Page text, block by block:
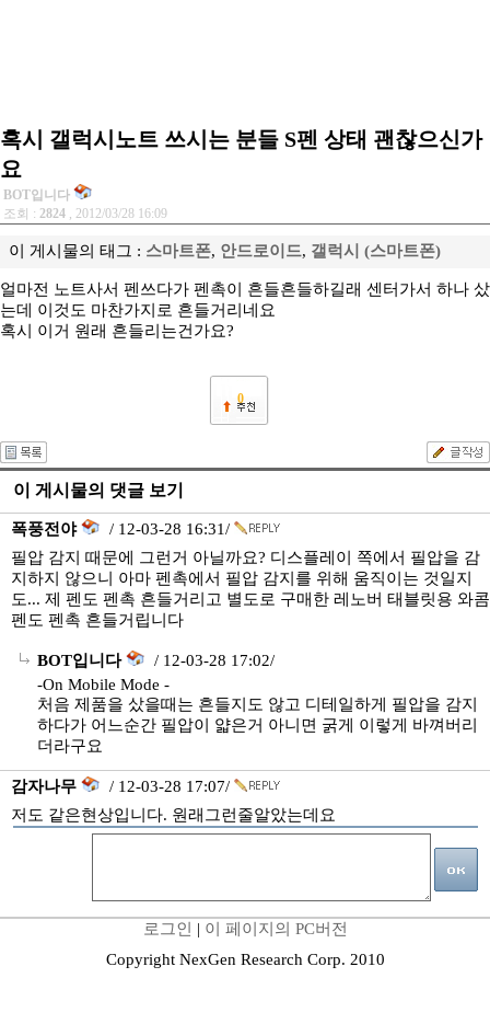
혹시 갤럭시노트 쓰시는 분들 S펜 상태 괜찮으신가
요
BOT입니다
조회 : 2824 , 2012/03/28 16:09
이 게시물의 태그 : 스마트폰, 안드로이드, 갤럭시 (스마트폰)
얼마전 노트사서 펜쓰다가 펜촉이 흔들흔들하길래 센터가서 하나 샀
는데 이것도 마찬가지로 흔들거리네요
혹시 이거 원래 흔들리는건가요?
0
이 게시물의 댓글 보기
폭풍전야
/ 12-03-28 16:31/
필압 감지 때문에 그런거 아닐까요? 디스플레이 쪽에서 필압을 감
지하지 않으니 아마 펜촉에서 필압 감지를 위해 움직이는 것일지
도... 제 펜도 펜촉 흔들거리고 별도로 구매한 레노버 태블릿용 와콤
펜도 펜촉 흔들거립니다
BOT입니다
/ 12-03-28 17:02/
-On Mobile Mode -
처음 제품을 샀을때는 흔들지도 않고 디테일하게 필압을 감지
하다가 어느순간 필압이 얇은거 아니면 굵게 이렇게 바껴버리
더라구요
감자나무
/ 12-03-28 17:07/
저도 같은현상입니다. 원래그런줄알았는데요
로그인 | 이 페이지의 PC버전
Copyright NexGen Research Corp. 2010